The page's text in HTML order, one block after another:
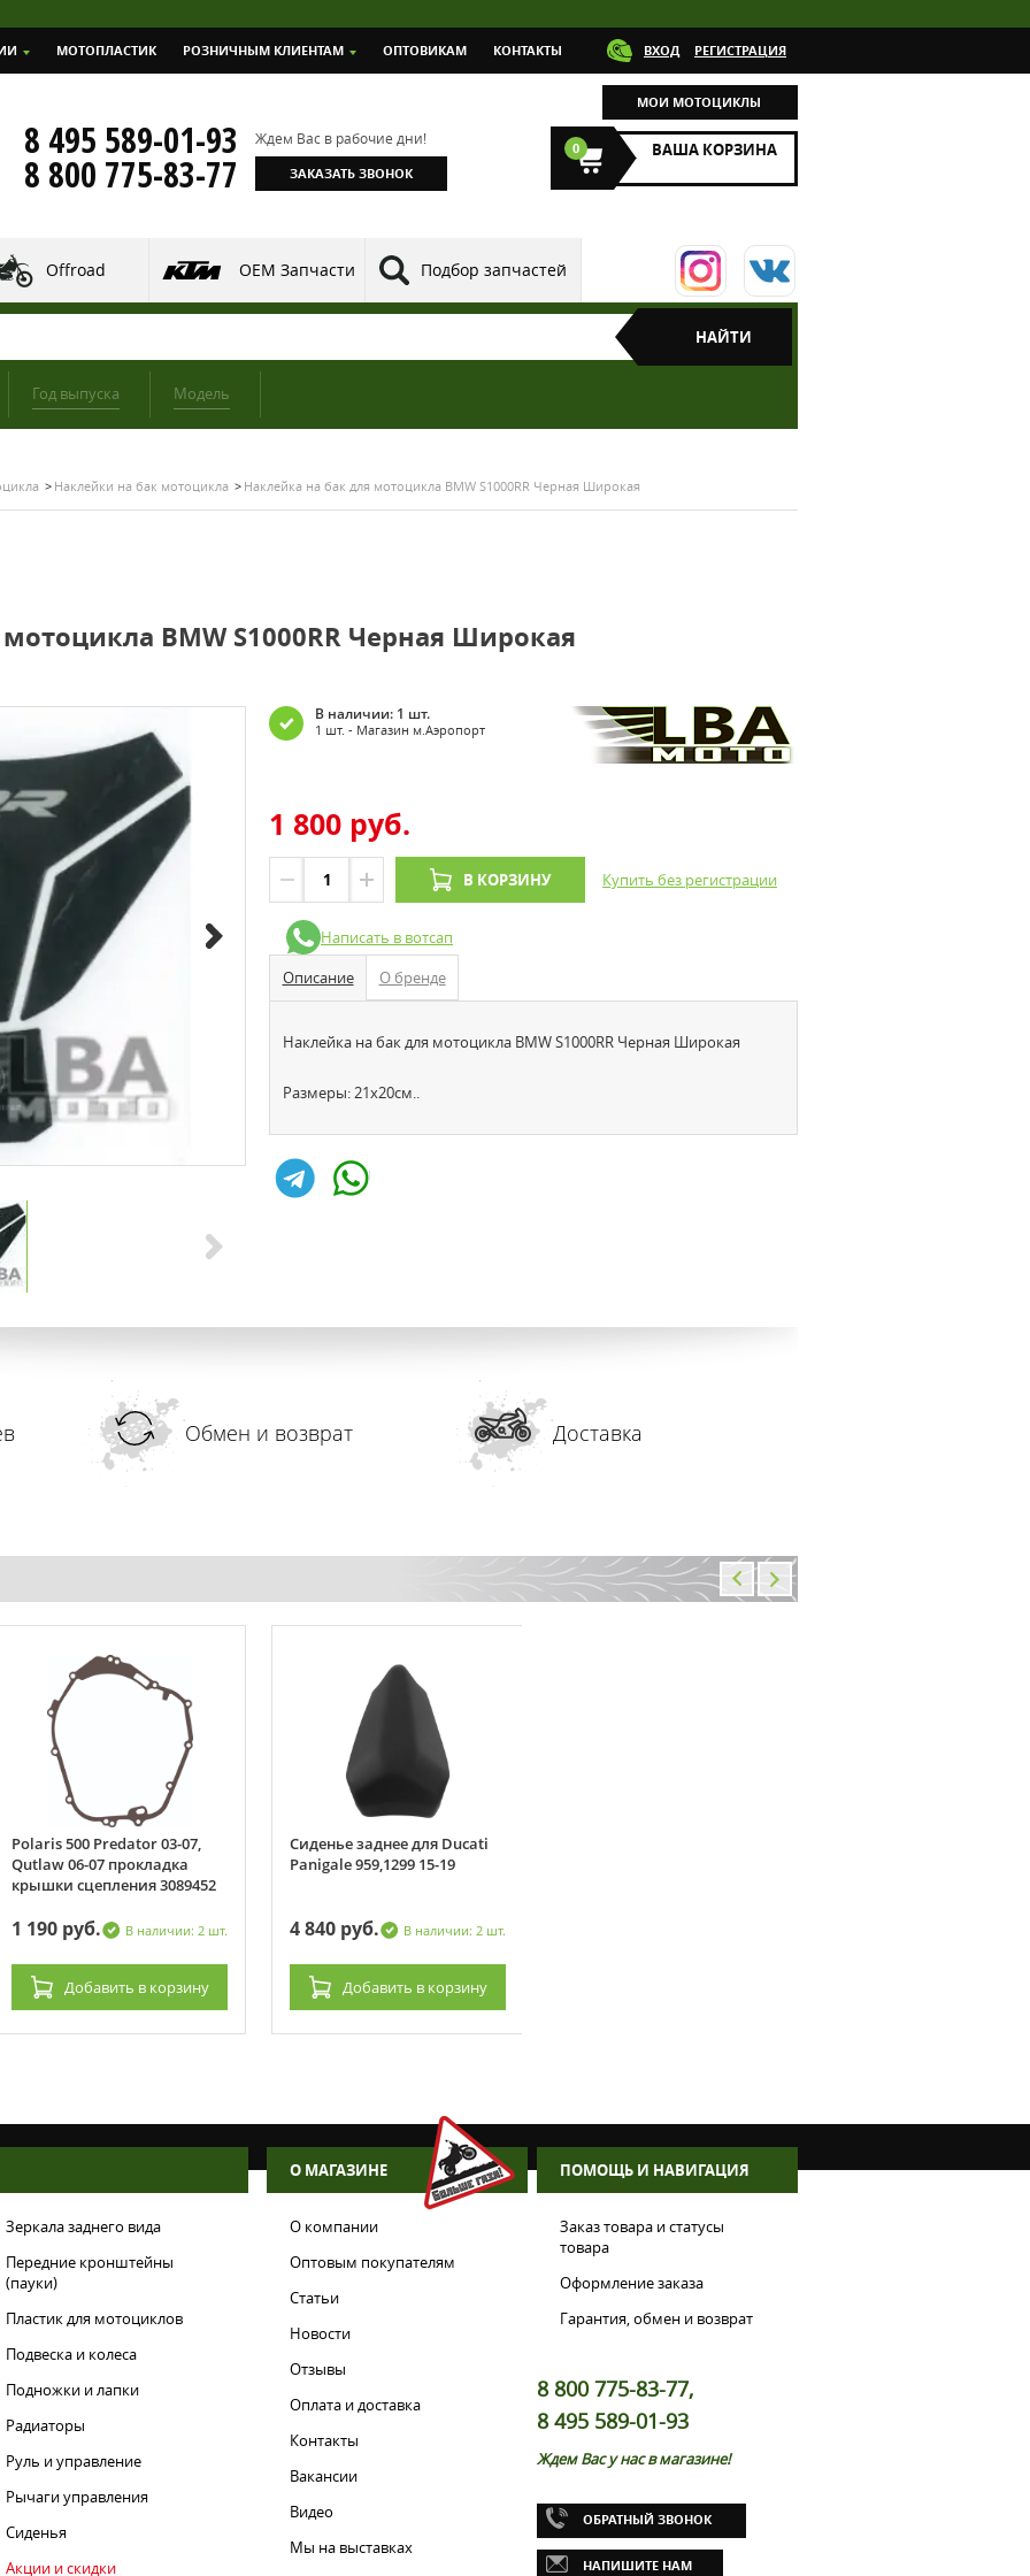
МОТОПЛАСТИК РОЗНИЧНЫМ КЛИЕНТАМ ОПТОВИКАМ КОНТАКТЫ ВХОД РЕГИСТРАЦИЯ
МОИ МОТОЦИКЛЫ
8 495 589-01-93
8 800 775-83-77
Ждем Вас в рабочие дни!
ЗАКАЗАТЬ ЗВОНОК
0 ВАША КОРЗИНА
Offroad OEM Запчасти Подбор запчастей
Год выпуска Модель
Наклейки на бак мотоцикла Наклейка на бак для мотоцикла BMW S1000RR Черная Широкая
BMW S1000RR Черная Широкая
В наличии: 1 шт.
1 шт. - Магазин м.Аэропорт
1 800 руб.
В КОРЗИНУ Купить без регистрации
Написать в вотсап
Описание
Наклейка на бак для мотоцикла BMW S1000RR Черная Широкая
Размеры: 21x20см..
О бренде
Обмен и возврат Доставка
Polaris 500 Predator 03-07,
Qutlaw 06-07 прокладка
крышки сцепления 3089452
1 190 руб. В наличии: 2 шт.
Добавить в корзину
Сиденье заднее для Ducati
Panigale 959,1299 15-19
4 840 руб. В наличии: 2 шт.
Добавить в корзину
Зеркала заднего вида
Передние кронштейны
(пауки)
Пластик для мотоциклов
Подвеска и колеса
Подножки и лапки
Радиаторы
Руль и управление
Рычаги управления
Сиденья
Акции и скидки
О МАГАЗИНЕ
О компании
Оптовым покупателям
Статьи
Новости
Отзывы
Оплата и доставка
Контакты
Вакансии
Видео
Мы на выставках
ПОМОЩЬ И НАВИГАЦИЯ
Заказ товара и статусы
товара
Оформление заказа
Гарантия, обмен и возврат
8 800 775-83-77,
8 495 589-01-93
Ждем Вас у нас в магазине!
ОБРАТНЫЙ ЗВОНОК
НАПИШИТЕ НАМ